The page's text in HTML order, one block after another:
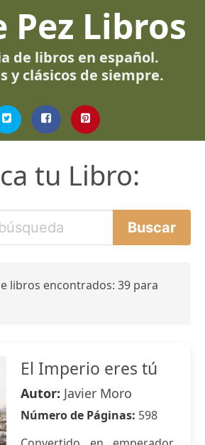
Pez Libros
de libros en español.
y clásicos de siempre.
tu Libro:
libros encontrados: 39 para
El Imperio eres tú
Autor: Javier Moro
Número de Páginas: 598